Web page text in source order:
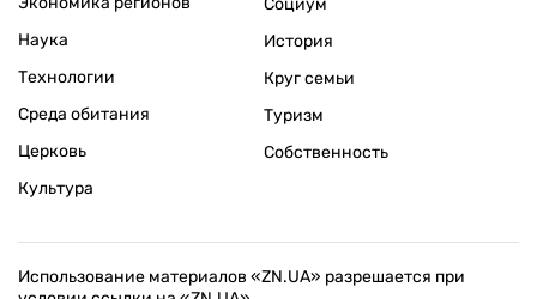
Наука
Технологии
Среда обитания
Церковь
Культура
История
Круг семьи
Туризм
Собственность
Использование материалов «ZN.UA» разрешается при